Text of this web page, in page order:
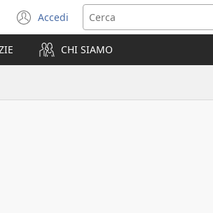
Accedi
(apre
una
nuova
finestra)
CHI SIAMO